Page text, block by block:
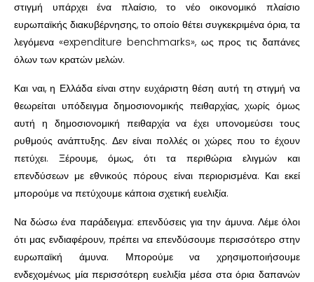
στιγμή υπάρχει ένα πλαίσιο, το νέο οικονομικό πλαίσιο
ευρωπαϊκής διακυβέρνησης, το οποίο θέτει συγκεκριμένα όρια, τα
λεγόμενα «expenditure benchmarks», ως προς τις δαπάνες
όλων των κρατών μελών.
Και ναι, η Ελλάδα είναι στην ευχάριστη θέση αυτή τη στιγμή να
θεωρείται υπόδειγμα δημοσιονομικής πειθαρχίας, χωρίς όμως
αυτή η δημοσιονομική πειθαρχία να έχει υπονομεύσει τους
ρυθμούς ανάπτυξης. Δεν είναι πολλές οι χώρες που το έχουν
πετύχει. Ξέρουμε, όμως, ότι τα περιθώρια ελιγμών και
επενδύσεων με εθνικούς πόρους είναι περιορισμένα. Και εκεί
μπορούμε να πετύχουμε κάποια σχετική ευελιξία.
Να δώσω ένα παράδειγμα: επενδύσεις για την άμυνα. Λέμε όλοι
ότι μας ενδιαφέρουν, πρέπει να επενδύσουμε περισσότερο στην
ευρωπαϊκή άμυνα. Μπορούμε να χρησιμοποιήσουμε
ενδεχομένως μία περισσότερη ευελιξία μέσα στα όρια δαπανών